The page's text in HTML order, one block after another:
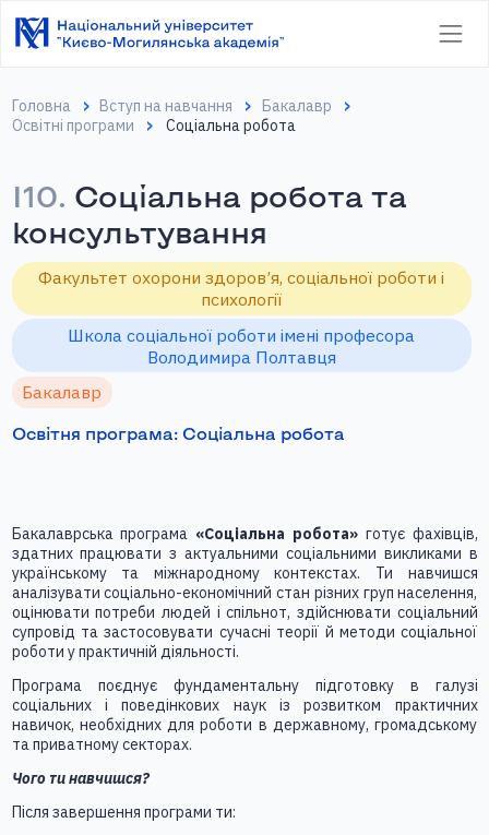
Головна Вступ на навчання
Бакалавр
Освітні програми
Соціальна робота
І10. Соціальна робота та
консультування
Факультет охорони здоров’я, соціальної роботи і
психології
Школа соціальної роботи імені професора
Володимира Полтавця
Бакалавр
Освітня програма: Соціальна робота
Бакалаврська програма «Соціальна робота»готує фахівців,
здатних працювати з актуальними соціальними викликами в
українському та міжнародному контекстах. Ти навчишся
аналізувати соціально-економічний стан різних груп населення,
оцінювати потреби людей і спільнот, здійснювати соціальний
супровід та застосовувати сучасні теорії й методи соціальної
роботи у практичній діяльності.
Програма поєднує фундаментальну підготовку в галузі
соціальних і поведінкових наук із розвитком практичних
навичок, необхідних для роботи в державному, громадському
та приватному секторах.
Чого ти навчишся?
Після завершення програми ти: